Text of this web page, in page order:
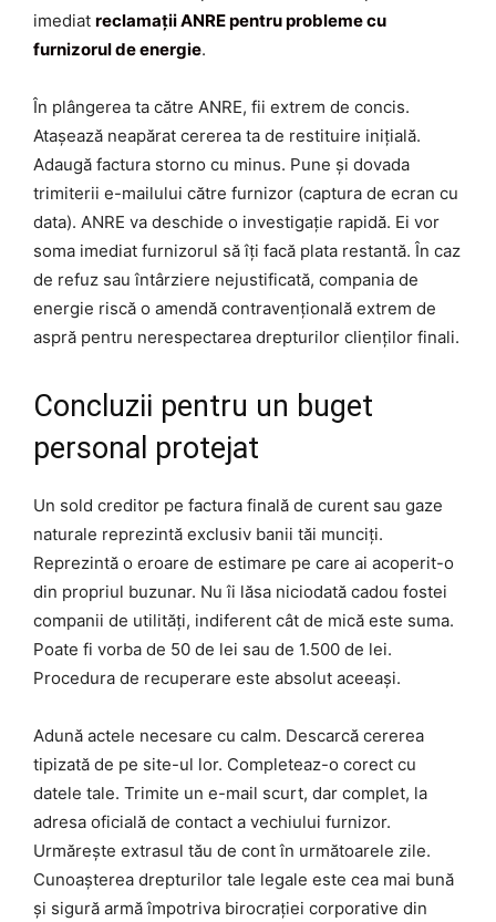
imediat reclamații ANRE pentru probleme cu
furnizorul de energie.
În plângerea ta către ANRE, fii extrem de concis.
Atașează neapărat cererea ta de restituire inițială.
Adaugă factura storno cu minus. Pune și dovada
trimiterii e-mailului către furnizor (captura de ecran cu
data). ANRE va deschide o investigație rapidă. Ei vor
soma imediat furnizorul să îți facă plata restantă. În caz
de refuz sau întârziere nejustificată, compania de
energie riscă o amendă contravențională extrem de
aspră pentru nerespectarea drepturilor clienților finali.
Concluzii pentru un buget
personal protejat
Un sold creditor pe factura finală de curent sau gaze
naturale reprezintă exclusiv banii tăi munciți.
Reprezintă o eroare de estimare pe care ai acoperit-o
din propriul buzunar. Nu îi lăsa niciodată cadou fostei
companii de utilități, indiferent cât de mică este suma.
Poate fi vorba de 50 de lei sau de 1.500 de lei.
Procedura de recuperare este absolut aceeași.
Adună actele necesare cu calm. Descarcă cererea
tipizată de pe site-ul lor. Completeaz-o corect cu
datele tale. Trimite un e-mail scurt, dar complet, la
adresa oficială de contact a vechiului furnizor.
Urmărește extrasul tău de cont în următoarele zile.
Cunoașterea drepturilor tale legale este cea mai bună
și sigură armă împotriva birocrației corporative din